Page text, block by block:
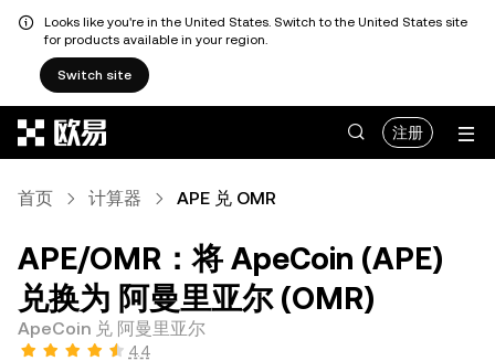
Looks like you're in the United States. Switch to the United States site
for products available in your region.
Switch site
注册
首页 计算器 APE 兑 OMR
APE/OMR：将 ApeCoin (APE)
兑换为 阿曼里亚尔 (OMR)
ApeCoin 兑 阿曼里亚尔
4.4